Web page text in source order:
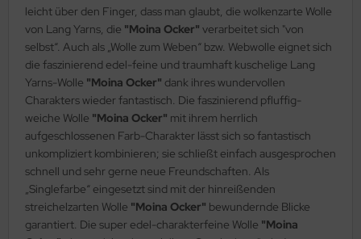
leicht über den Finger, dass man glaubt, die wolkenzarte Wolle
von Lang Yarns, die "Moina Ocker" verarbeitet sich "von
selbst“. Auch als „Wolle zum Weben“ bzw. Webwolle eignet sich
die faszinierend edel-feine und traumhaft kuschelige Lang
Yarns-Wolle "Moina Ocker" dank ihres wundervollen
Charakters wieder fantastisch. Die faszinierend pfluffig-
weiche Wolle "Moina Ocker" mit ihrem herrlich
aufgeschlossenen Farb-Charakter lässt sich so fantastisch
unkompliziert kombinieren; sie schließt einfach ausgesprochen
schnell und sehr gerne neue Freundschaften. Als
„Singlefarbe“ eingesetzt sind mit der hinreißenden
streichelzarten Wolle "Moina Ocker" bewundernde Blicke
garantiert. Die super edel-charakterfeine Wolle "Moina